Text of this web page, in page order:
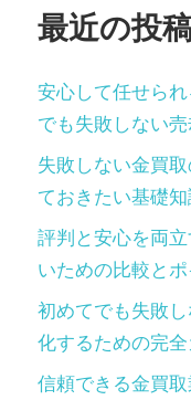
最近の投
安心して任せら
でも失敗しない
失敗しない金買
ておきたい基礎
評判と安心を両
いための比較と
初めてでも失敗
化するための完
信頼できる金買